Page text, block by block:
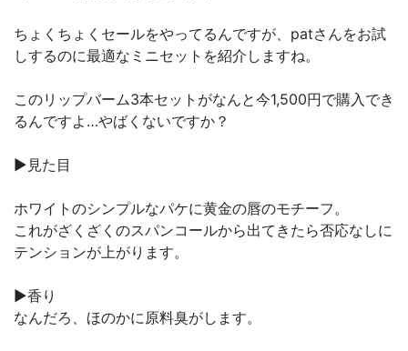
ちょくちょくセールをやってるんですが、patさんをお試
しするのに最適なミニセットを紹介しますね。
このリップバーム3本セットがなんと今1,500円で購入でき
るんですよ…やばくないですか？
▶︎見た目
ホワイトのシンプルなパケに黄金の唇のモチーフ。
これがざくざくのスパンコールから出てきたら否応なしに
テンションが上がります。
▶︎香り
なんだろ、ほのかに原料臭がします。